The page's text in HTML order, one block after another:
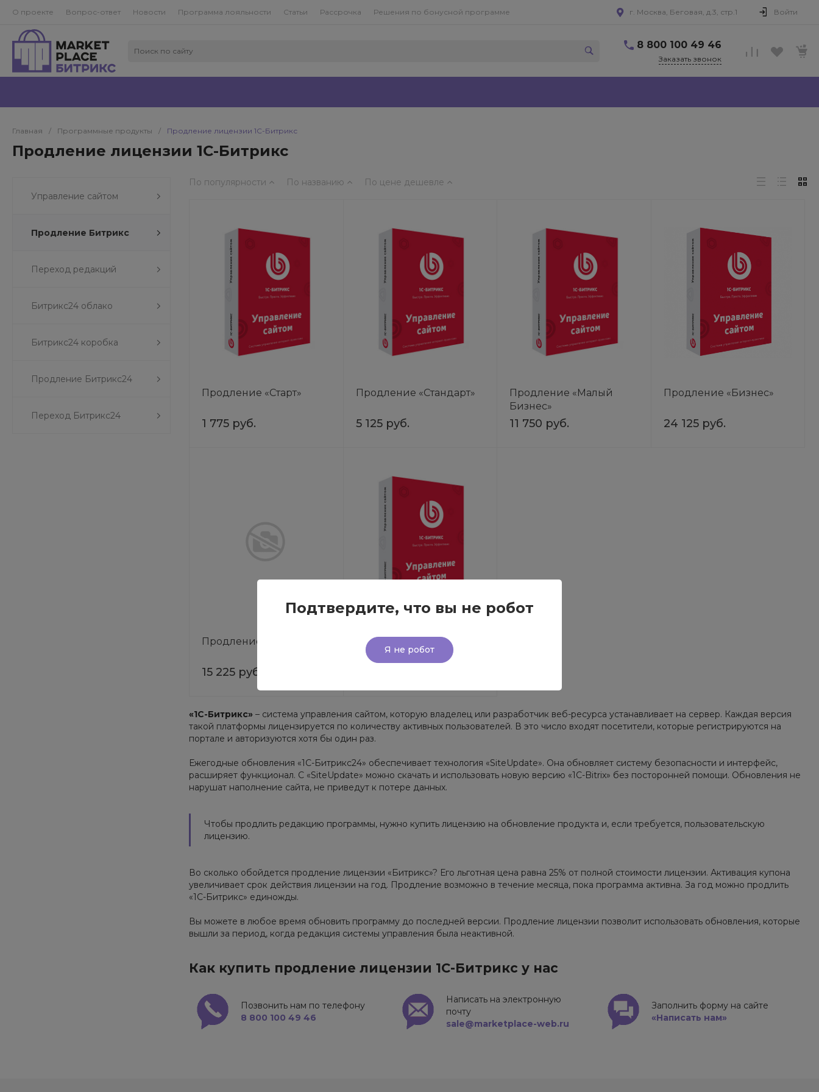
Подтвердите, что вы не робот
Я не робот
О проекте Вопрос-ответ Новости Программа лояльности Статьи Рассрочка Решения по бонусной программе г. Москва, Беговая, д.3, стр.1 Войти
8 800 100 49 46
Заказать звонок
Главная / Программные продукты / Продление лицензии 1С-Битрикс
Продление лицензии 1С-Битрикс
Управление сайтом
Продление Битрикс
Переход редакций
Битрикс24 облако
Битрикс24 коробка
Продление Битрикс24
Переход Битрикс24
По популярности По названию По цене дешевле
Продление «Старт»
1 775 руб.
Продление «Стандарт»
5 125 руб.
Продление «Малый
Бизнес»
11 750 руб.
Продление «Бизнес»
24 125 руб.
Продление «Эксперт»
15 225 руб.
Продление «Первый
сайт»
«1С-Битрикс» – система управления сайтом, которую владелец или разработчик веб-ресурса устанавливает на сервер. Каждая версия
такой платформы лицензируется по количеству активных пользователей. В это число входят посетители, которые регистрируются на
портале и авторизуются хотя бы один раз.
Ежегодные обновления «1С-Битрикс24» обеспечивает технология «SiteUpdate». Она обновляет систему безопасности и интерфейс,
расширяет функционал. С «SiteUpdate» можно скачать и использовать новую версию «1С-Bitrix» без посторонней помощи. Обновления не
нарушат наполнение сайта, не приведут к потере данных.
Чтобы продлить редакцию программы, нужно купить лицензию на обновление продукта и, если требуется, пользовательскую
лицензию.
Во сколько обойдется продление лицензии «Битрикс»? Его льготная цена равна 25% от полной стоимости лицензии. Активация купона
увеличивает срок действия лицензии на год. Продление возможно в течение месяца, пока программа активна. За год можно продлить
«1С-Битрикс» единожды.
Вы можете в любое время обновить программу до последней версии. Продление лицензии позволит использовать обновления, которые
вышли за период, когда редакция системы управления была неактивной.
Как купить продление лицензии 1С-Битрикс у нас
Позвонить нам по телефону
8 800 100 49 46
Написать на электронную
почту
sale@marketplace-web.ru
Заполнить форму на сайте
«Написать нам»